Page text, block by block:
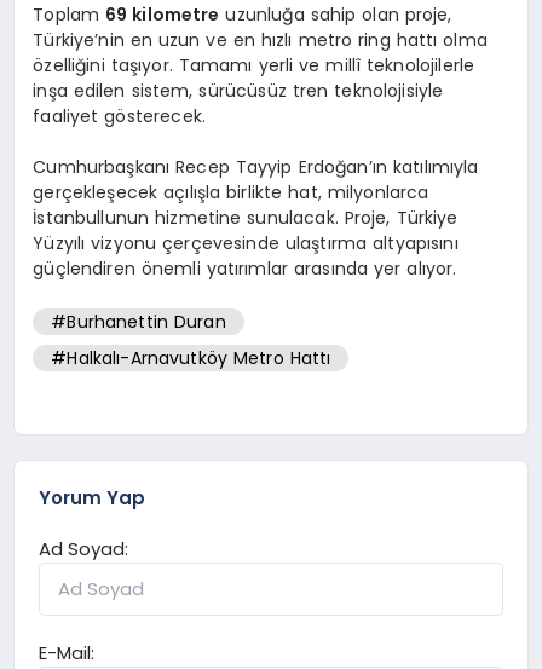
Toplam 69 kilometre uzunluğa sahip olan proje,
Türkiye’nin en uzun ve en hızlı metro ring hattı olma
özelliğini taşıyor. Tamamı yerli ve millî teknolojilerle
inşa edilen sistem, sürücüsüz tren teknolojisiyle
faaliyet gösterecek.
Cumhurbaşkanı Recep Tayyip Erdoğan’ın katılımıyla
gerçekleşecek açılışla birlikte hat, milyonlarca
İstanbullunun hizmetine sunulacak. Proje, Türkiye
Yüzyılı vizyonu çerçevesinde ulaştırma altyapısını
güçlendiren önemli yatırımlar arasında yer alıyor.
#Burhanettin Duran
#Halkalı-Arnavutköy Metro Hattı
Yorum Yap
Ad Soyad:
E-Mail: